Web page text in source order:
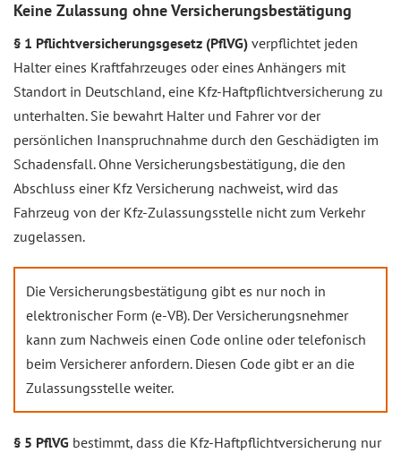
Keine Zulassung ohne Versicherungsbestätigung
§ 1 Pflichtversicherungsgesetz (PflVG) verpflichtet jeden
Halter eines Kraftfahrzeuges oder eines Anhängers mit
Standort in Deutschland, eine Kfz-Haftpflichtversicherung zu
unterhalten. Sie bewahrt Halter und Fahrer vor der
persönlichen Inanspruchnahme durch den Geschädigten im
Schadensfall. Ohne Versicherungsbestätigung, die den
Abschluss einer Kfz Versicherung nachweist, wird das
Fahrzeug von der Kfz-Zulassungsstelle nicht zum Verkehr
zugelassen.
Die Versicherungsbestätigung gibt es nur noch in
elektronischer Form (e-VB). Der Versicherungsnehmer
kann zum Nachweis einen Code online oder telefonisch
beim Versicherer anfordern. Diesen Code gibt er an die
Zulassungsstelle weiter.
§ 5 PflVG bestimmt, dass die Kfz-Haftpflichtversicherung nur